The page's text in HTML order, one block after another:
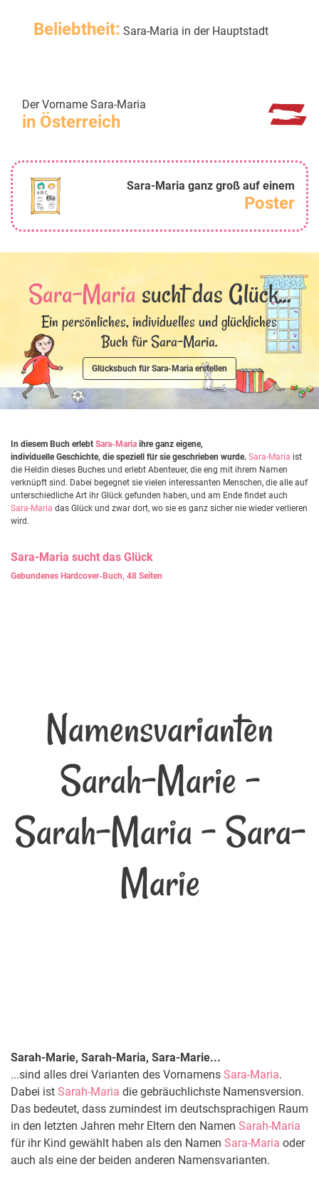
Beliebtheit: Sara-Maria in der Hauptstadt
Der Vorname Sara-Maria
in Österreich
Sara-Maria ganz groß auf einem
Poster
Sara-Mariasucht das Glück...
Ein persönliches, individuelles und glückliches
Buch für Sara-Maria.
Glücksbuch für Sara-Maria erstellen
In diesem Buch erlebt Sara-Maria ihre ganz eigene,
individuelle Geschichte, die speziell für sie geschrieben wurde. Sara-Maria ist
die Heldin dieses Buches und erlebt Abenteuer, die eng mit ihrem Namen
verknüpft sind. Dabei begegnet sie vielen interessanten Menschen, die alle auf
unterschiedliche Art ihr Glück gefunden haben, und am Ende findet auch
Sara-Maria das Glück und zwar dort, wo sie es ganz sicher nie wieder verlieren
wird.
Sara-Maria sucht das Glück
Gebundenes Hardcover-Buch, 48 Seiten
Namensvarianten
Sarah-Marie -
Sarah-Maria - Sara-
Marie
Sarah-Marie, Sarah-Maria, Sara-Marie...
...sind alles drei Varianten des Vornamens Sara-Maria.
Dabei ist Sarah-Maria die gebräuchlichste Namensversion.
Das bedeutet, dass zumindest im deutschsprachigen Raum
in den letzten Jahren mehr Eltern den Namen Sarah-Maria
für ihr Kind gewählt haben als den Namen Sara-Maria oder
auch als eine der beiden anderen Namensvarianten.